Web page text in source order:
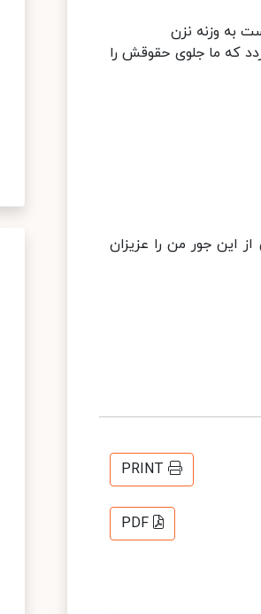
به وزنه نزن
که ما جلوی حقوقش را
این جور من را عزیزان
PRINT
PDF